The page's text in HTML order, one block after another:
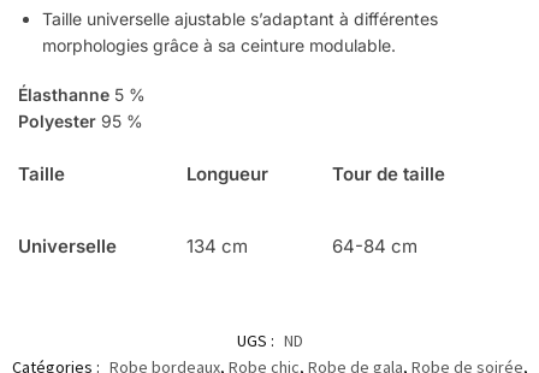
Taille universelle ajustable s’adaptant à différentes
morphologies grâce à sa ceinture modulable.
Élasthanne 5 %
Polyester 95 %
Taille Longueur Tour de taille
Universelle 134 cm 64-84 cm
UGS : ND
Catégories : Robe bordeaux, Robe chic, Robe de gala, Robe de soirée,